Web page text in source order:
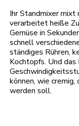
Ihr Standmixer mixt
verarbeitet heiße
Gemüse in
schnell
ständiges Rühren,
Kochtopfs. Und
können, wie
werden soll.